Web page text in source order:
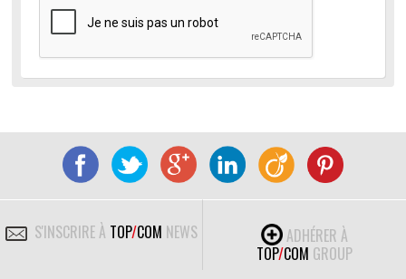
S'INSCRIRE À TOP/COM NEWS
ADHÉRER À
TOP/COM GROUP